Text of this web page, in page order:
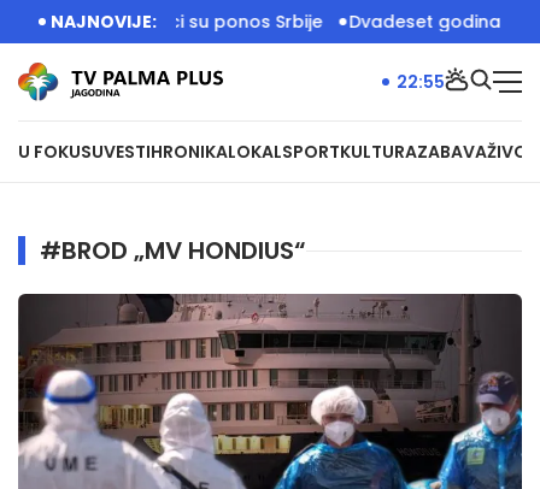
NAJNOVIJE:
spasioci su ponos Srbije Dvadeset godina Zoo
U FOKUSUVESTIHRONIKALOKALSPORTKULTURAZABAVAŽIVOT
22:55
#BROD „MV HONDIUS“